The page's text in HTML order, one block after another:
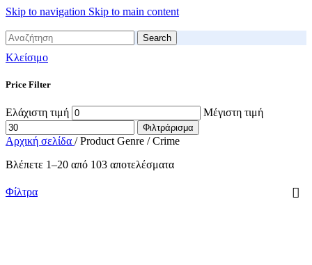
Skip to navigation Skip to main content
Search
Κλείσιμο
Price Filter
Ελάχιστη τιμή Μέγιστη τιμή
Φιλτράρισμα
Αρχική σελίδα / Product Genre / Crime
Βλέπετε 1–20 από 103 αποτελέσματα
Φίλτρα